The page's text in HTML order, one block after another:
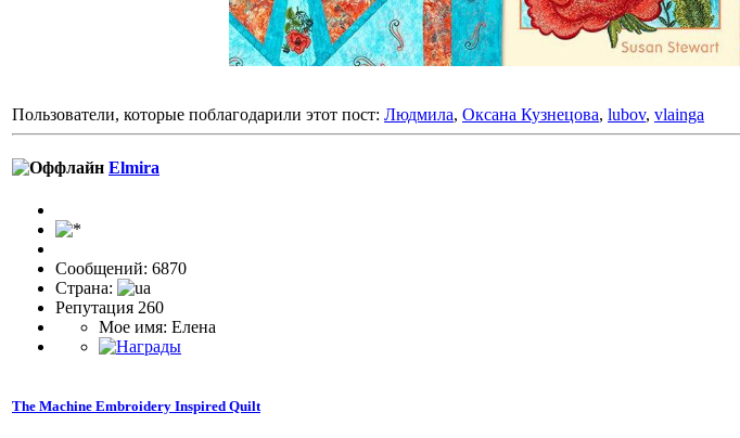
Пользователи, которые поблагодарили этот пост: Людмила, Оксана Кузнецова, lubov, vlainga
Elmira
Сообщений: 6870
Страна:
Репутация 260
Мое имя: Елена
The Machine Embroidery Inspired Quilt